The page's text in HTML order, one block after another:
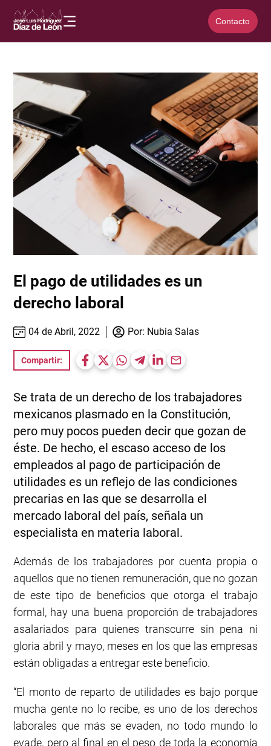
Contacto
El pago de utilidades es un
derecho laboral
04 de Abril, 2022 Por: Nubia Salas
Compartir:
Se trata de un derecho de los trabajadores
mexicanos plasmado en la Constitución,
pero muy pocos pueden decir que gozan de
éste. De hecho, el escaso acceso de los
empleados al pago de participación de
utilidades es un reflejo de las condiciones
precarias en las que se desarrolla el
mercado laboral del país, señala un
especialista en materia laboral.
Además de los trabajadores por cuenta propia o
aquellos que no tienen remuneración, que no gozan
de este tipo de beneficios que otorga el trabajo
formal, hay una buena proporción de trabajadores
asalariados para quienes transcurre sin pena ni
gloria abril y mayo, meses en los que las empresas
están obligadas a entregar este beneficio.
“El monto de reparto de utilidades es bajo porque
mucha gente no lo recibe, es uno de los derechos
laborales que más se evaden, no todo mundo lo
evade, pero al final en el peso de toda la economía